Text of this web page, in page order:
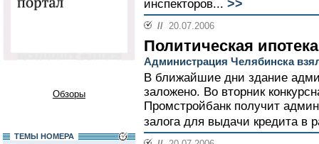
Обзоры
ТЕМЫ НОМЕРА
инспекторов... >>
// 20.07.2006
Политическая ипотека
Администрация Челябинска
В ближайшие дни здание
заложено. Во вторник
Промстройбанк получит
залога для выдачи кредита в